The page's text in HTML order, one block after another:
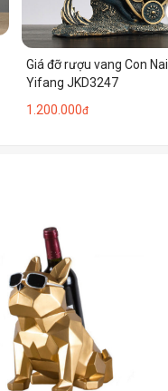
Giá đỡ rượu vang Con Nai
Yifang JKD3247
1.200.000đ